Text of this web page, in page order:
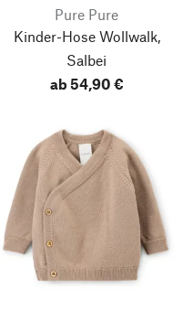
Pure Pure
Kinder-Hose Wollwalk,
Salbei
ab 54,90 €